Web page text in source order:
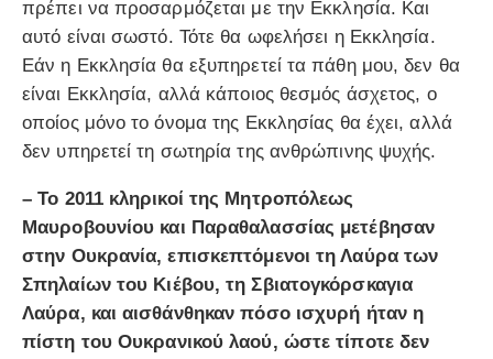
πρέπει να προσαρμόζεται με την Εκκλησία. Και
αυτό είναι σωστό. Τότε θα ωφελήσει η Εκκλησία.
Εάν η Εκκλησία θα εξυπηρετεί τα πάθη μου, δεν θα
είναι Εκκλησία, αλλά κάποιος θεσμός άσχετος, ο
οποίος μόνο το όνομα της Εκκλησίας θα έχει, αλλά
δεν υπηρετεί τη σωτηρία της ανθρώπινης ψυχής.
– Το 2011 κληρικοί της Μητροπόλεως
Μαυροβουνίου και Παραθαλασσίας μετέβησαν
στην Ουκρανία, επισκεπτόμενοι τη Λαύρα των
Σπηλαίων του Κιέβου, τη Σβιατογκόρσκαγια
Λαύρα, και αισθάνθηκαν πόσο ισχυρή ήταν η
πίστη του Ουκρανικού λαού, ώστε τίποτε δεν